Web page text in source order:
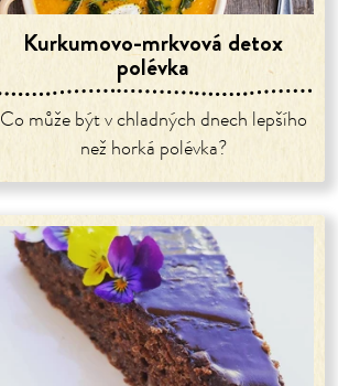
Kurkumovo-mrkvová detox
polévka
Co může být v chladných dnech lepšího
než horká polévka?